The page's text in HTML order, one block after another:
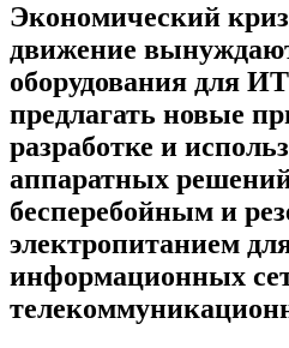
Экономический
движение
оборудования для
предлагать новые
разработке и
аппаратных
бесперебойным и
электропитанием
информационных